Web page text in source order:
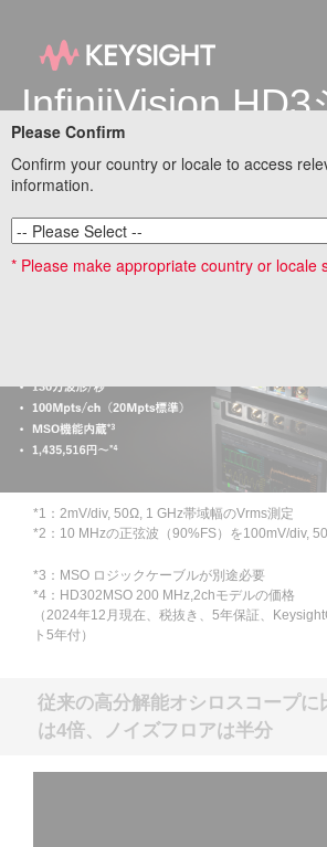
InfiniiVision HD3
オシロコ
2024年9月
*1：2mV/div, 50Ω, 1 GHz帯域幅のVrms測定
*2：10 MHzの正弦波（90%FS）を100mV/div,
*3：MSO ロジックケーブルが別途必要
*4：HD302MSO 200 MHz,2chモデルの価格
（2024年12月現在、税抜き、5年保証、
ト5年付）
従来の高分解能オシロスコープに
は4倍、ノイズフロアは半分
Please Confirm
Confirm your country or locale to access
information.
* Please make appropriate country or locale